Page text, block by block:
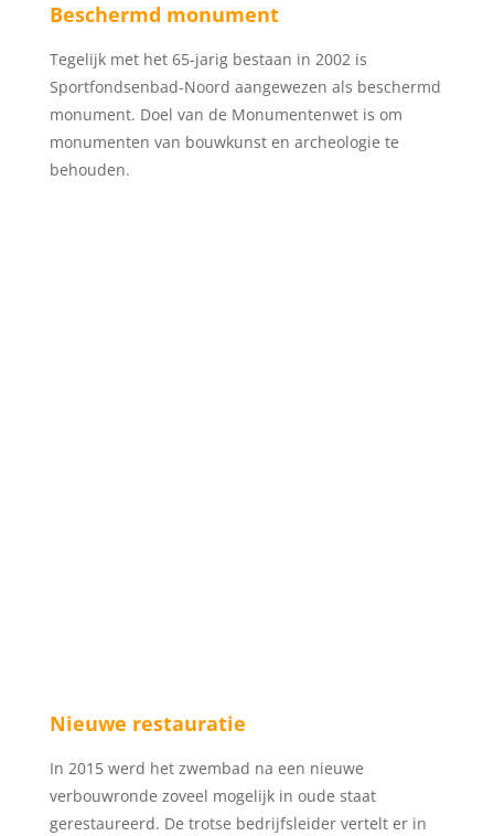
Beschermd monument
Tegelijk met het 65-jarig bestaan in 2002 is
Sportfondsenbad-Noord aangewezen als beschermd
monument. Doel van de Monumentenwet is om
monumenten van bouwkunst en archeologie te
behouden.
Nieuwe restauratie
In 2015 werd het zwembad na een nieuwe
verbouwronde zoveel mogelijk in oude staat
gerestaureerd. De trotse bedrijfsleider vertelt er in